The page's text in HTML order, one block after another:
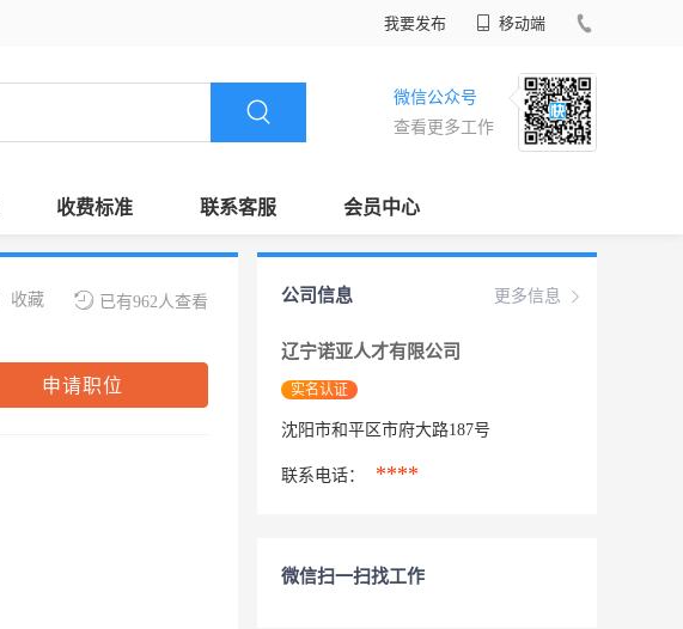
我要发布 移动端
微信公众号
查看更多工作
收费标准 联系客服 会员中心
已有962人查看
收藏
申请职位
更多信息
公司信息
辽宁诺亚人才有限公司
实名认证
沈阳市和平区市府大路187号
联系电话： ****
微信扫一扫找工作